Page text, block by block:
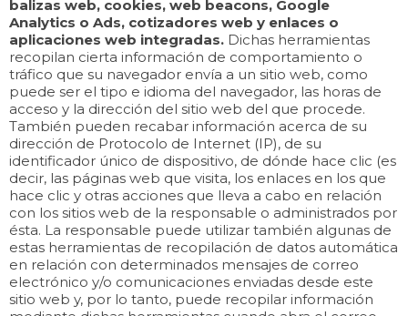
balizas web, cookies, web beacons, Google
Analytics o Ads, cotizadores web y enlaces o
aplicaciones web integradas. Dichas herramientas
recopilan cierta información de comportamiento o
tráfico que su navegador envía a un sitio web, como
puede ser el tipo e idioma del navegador, las horas de
acceso y la dirección del sitio web del que procede.
También pueden recabar información acerca de su
dirección de Protocolo de Internet (IP), de su
identificador único de dispositivo, de dónde hace clic (es
decir, las páginas web que visita, los enlaces en los que
hace clic y otras acciones que lleva a cabo en relación
con los sitios web de la responsable o administrados por
ésta. La responsable puede utilizar también algunas de
estas herramientas de recopilación de datos automática
en relación con determinados mensajes de correo
electrónico y/o comunicaciones enviadas desde este
sitio web y, por lo tanto, puede recopilar información